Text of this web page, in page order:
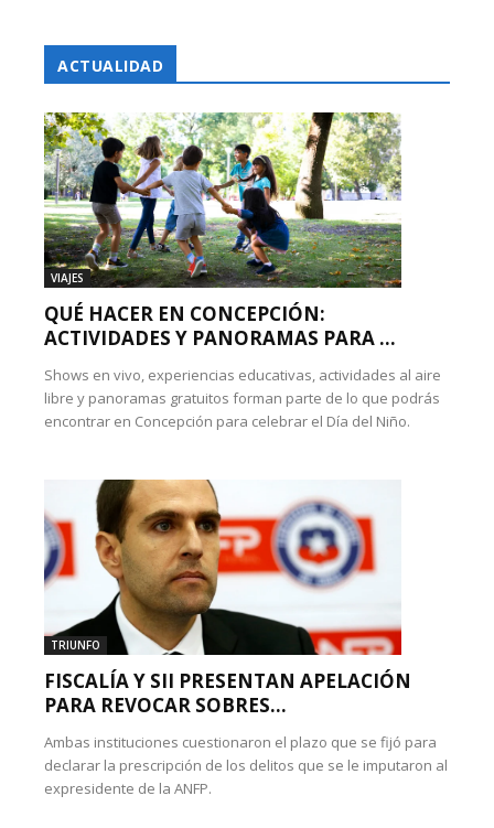
ACTUALIDAD
VIAJES
QUÉ HACER EN CONCEPCIÓN:
ACTIVIDADES Y PANORAMAS PARA ...
Shows en vivo, experiencias educativas, actividades al aire
libre y panoramas gratuitos forman parte de lo que podrás
encontrar en Concepción para celebrar el Día del Niño.
TRIUNFO
FISCALÍA Y SII PRESENTAN APELACIÓN
PARA REVOCAR SOBRES...
Ambas instituciones cuestionaron el plazo que se fijó para
declarar la prescripción de los delitos que se le imputaron al
expresidente de la ANFP.